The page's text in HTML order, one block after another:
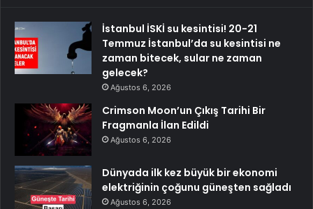
İstanbul İSKİ su kesintisi! 20-21
Temmuz İstanbul’da su kesintisi ne
zaman bitecek, sular ne zaman
gelecek?
Ağustos 6, 2026
Crimson Moon’un Çıkış Tarihi Bir
Fragmanla İlan Edildi
Ağustos 6, 2026
Dünyada ilk kez büyük bir ekonomi
elektriğinin çoğunu güneşten sağladı
Ağustos 6, 2026